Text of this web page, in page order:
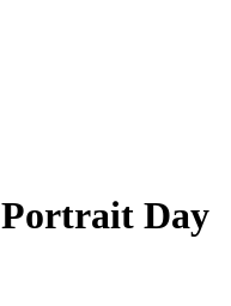
Day